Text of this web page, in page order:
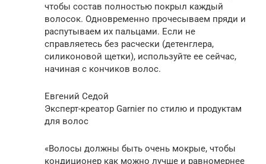
чтобы состав полностью покрыл каждый
волосок. Одновременно прочесываем пряди и
распутываем их пальцами. Если не
справляетесь без расчески (детенглера,
силиконовой щетки), используйте ее сейчас,
начиная с кончиков волос.
Евгений Седой
Эксперт-креатор Garnier по стилю и продуктам
для волос
«Волосы должны быть очень мокрые, чтобы
кондиционер как можно лучше и равномернее